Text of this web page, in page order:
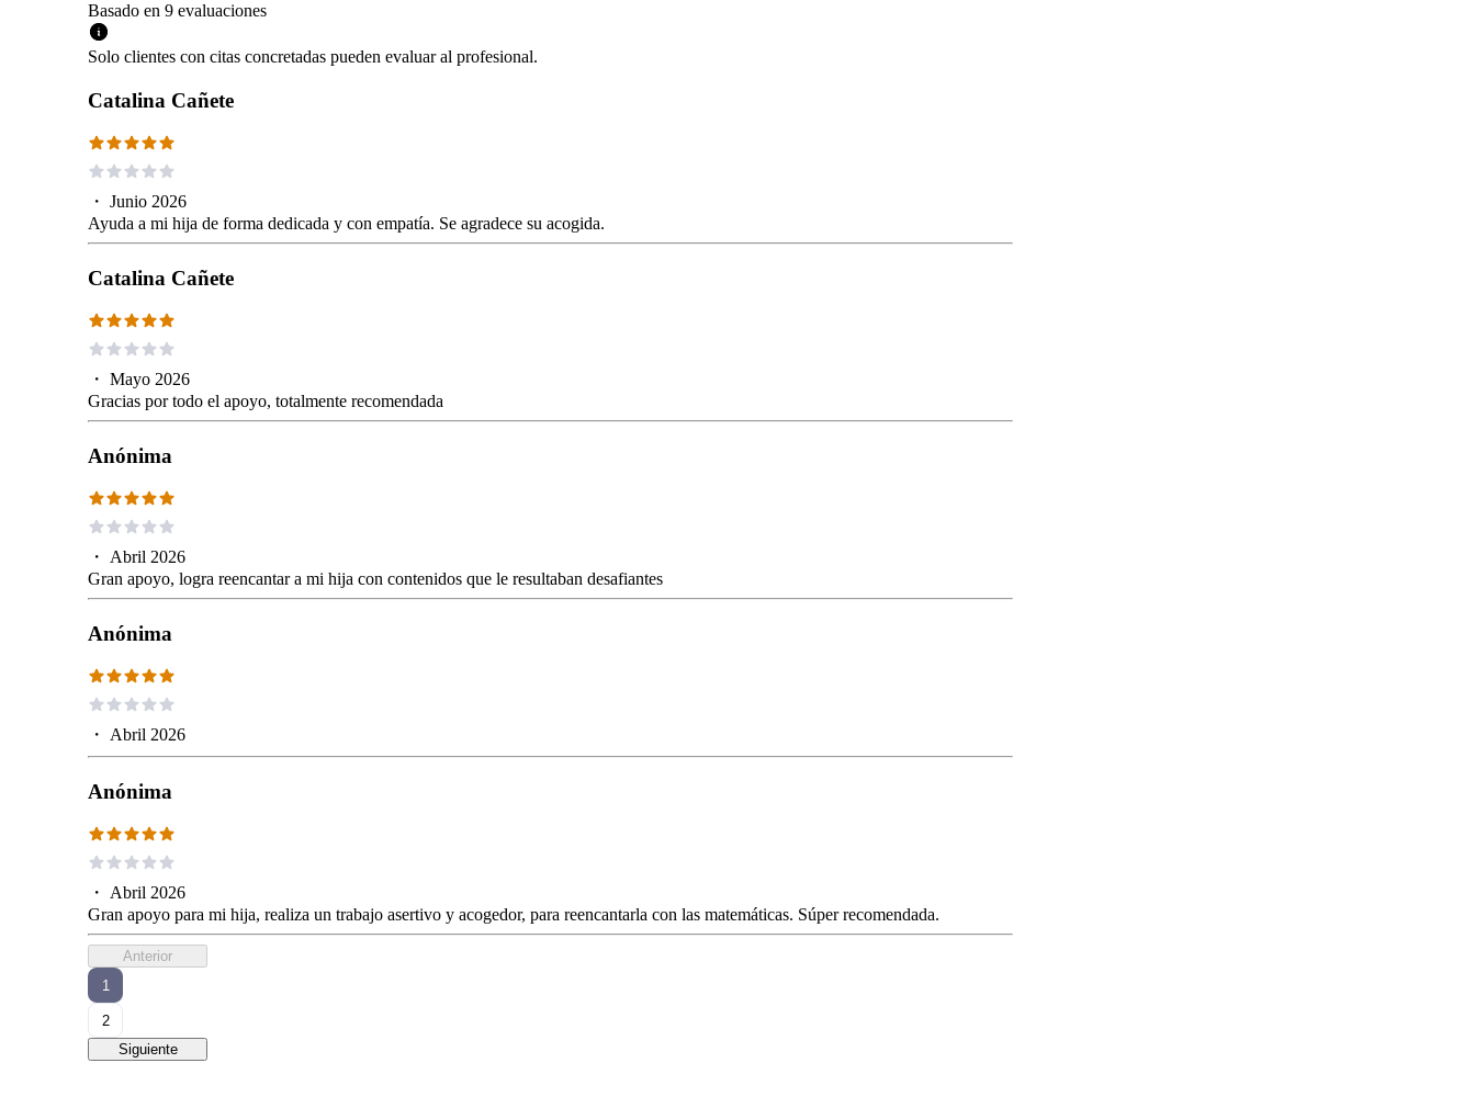
Basado en 9 evaluaciones
Solo clientes con citas concretadas pueden evaluar al profesional.
Catalina Cañete
・ Junio 2026
Ayuda a mi hija de forma dedicada y con empatía. Se agradece su acogida.
Catalina Cañete
・ Mayo 2026
Gracias por todo el apoyo, totalmente recomendada
Anónima
・ Abril 2026
Gran apoyo, logra reencantar a mi hija con contenidos que le resultaban desafiantes
Anónima
・ Abril 2026
Anónima
・ Abril 2026
Gran apoyo para mi hija, realiza un trabajo asertivo y acogedor, para reencantarla con las matemáticas. Súper recomendada.
Anterior
1
2
Siguiente